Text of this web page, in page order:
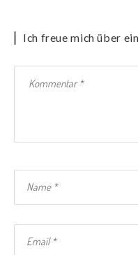
Ich freue mich über